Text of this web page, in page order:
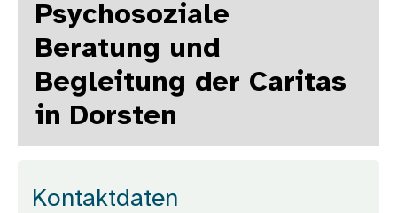
Psychosoziale
Beratung und
Begleitung der Caritas
in Dorsten
Kontaktdaten